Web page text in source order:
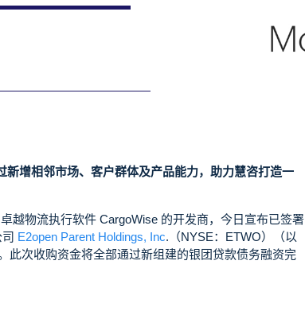
增相邻市场、客户群体及产品能力，助力慧咨打造一
越物流执行软件 CargoWise 的开发商，今日宣布已签署
E2open Parent Holdings, Inc.（NYSE：ETWO）（以
此次收购资金将全部通过新组建的银团贷款债务融资完